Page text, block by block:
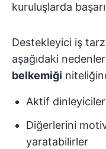
kuruluşlarda
Destekleyici iş
aşağıdaki
belkemiği
Aktif
Diğerlerini
yaratabilirler